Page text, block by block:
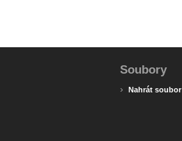
Soubory
› Nahrát soubor